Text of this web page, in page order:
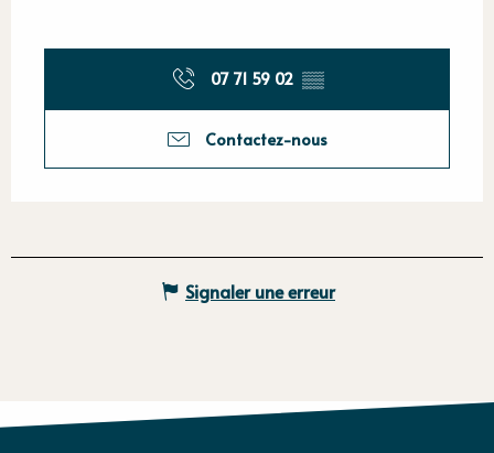
07 71 59 02 ▒▒
Contactez-nous
Signaler une erreur